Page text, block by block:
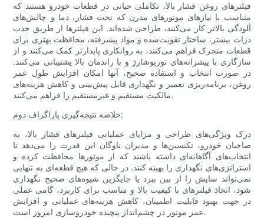
فیلترهای روغن فشار بالا، تکاملی حیاتی در قطعات خودرو هستند که
متناسب با نیازهای موتورهای مدرن که تحت فشار، دما و چالش‌های
آلودگی بالاتر کار می‌کنند، طراحی شده‌اند. این فیلترها از طریق جذب
ذرات بیشتر، ساختار تقویت‌شده و مواد پیشرفته، محافظت بهتری برای
قطعات متحرک فراهم می‌کنند، به روانکاری پایدارتر کمک می‌کنند و از
سازگاری با پیشرانه‌های توربوشارژ و با راندمان بالا پشتیبانی می‌کنند.
در صورت انتخاب و استفاده صحیح، آنها امکان افزایش طول عمر
روغن، برنامه‌ریزی تعمیر و نگهداری قابل پیش‌بینی و کاهش هزینه‌های
مالکیت مستقیم و غیرمستقیم را فراهم می‌کنند.
خلاصه نتیجه‌گیری پاراگراف دوم:
درک ویژگی‌های طراحی و مزایای عملیاتی فیلترهای فشار بالا، به
صاحبان خودرو، تکنسین‌ها و مدیران ناوگان این قدرت را می‌دهد تا
انتخاب‌های آگاهانه‌ای داشته باشند که از موتورها محافظت کرده و
استراتژی‌های نگهداری را بهینه کنند. در حالی که هیچ قطعه‌ای به تنهایی
نمی‌تواند سایش را از بین ببرد یا جایگزین شیوه‌های صحیح نگهداری
شود، اتخاذ فیلترهای با کیفیت بالا و مناسب برای کاربرد، گامی عملی
در جهت بهبود قابلیت اطمینان، کاهش هزینه‌های عملیاتی و افزایش
عمر موتور در چشم‌انداز پیچیده خودروسازی امروز است.